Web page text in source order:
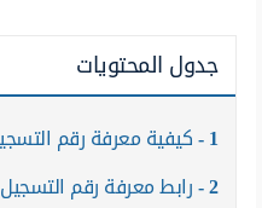
جدول المحتويات
1 كيفية معرفة رقم
2 رابط معرفة رقم